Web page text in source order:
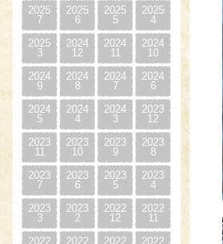
2025
7
2025
6
2025
5
2025
4
2025
3
2024
12
2024
11
2024
10
2024
9
2024
8
2024
7
2024
6
2024
5
2024
4
2024
3
2023
12
2023
11
2023
10
2023
9
2023
8
2023
7
2023
6
2023
5
2023
4
2023
3
2023
2
2022
12
2022
11
2022
2022
2022
2022